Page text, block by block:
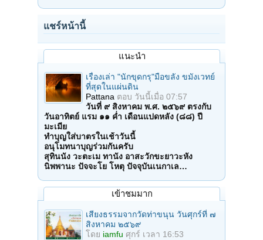
แชร์หน้านี้
แนะนำ
เรื่องเล่า "นักขุดกรุ"มือขลัง ขมังเวทย์
ที่สุดในแผ่นดิน
Pattana ตอบ วันนี้เมื่อ 07:57
วันที่ ๙ สิงหาคม พ.ศ. ๒๕๖๙ ตรงกับ
วันอาทิตย์ แรม ๑๑ ค่ำ เดือนแปดหลัง (๘๘) ปี
มะเมีย
ทำบุญใส่บาตรในเช้าวันนี้
อนุโมทนาบุญร่วมกันครับ
สุทินนัง วะตะเม ทานัง อาสะวักขะยาวะหัง
นิพพานะ ปัจจะโย โหตุ ปัจจุบันเนกาเล…
เข้าชมมาก
เสียงธรรมจากวัดท่าขนุน วันศุกร์ที่ ๗
สิงหาคม ๒๕๖๙
โดย iamfu ศุกร์ เวลา 16:53